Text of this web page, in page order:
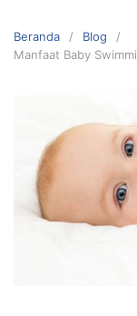
Beranda
Blog
Manfaat Baby